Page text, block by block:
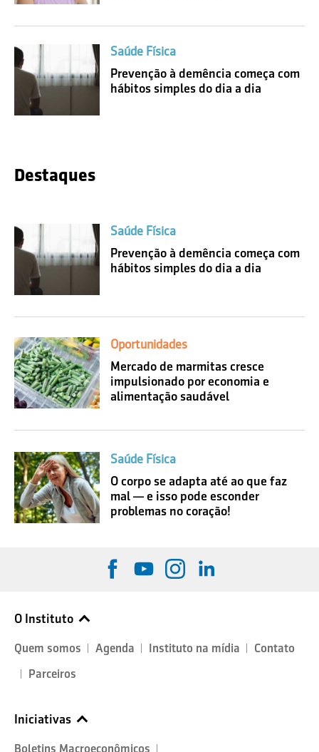
Saúde Física
Prevenção à demência começa com
hábitos simples do dia a dia
Destaques
Saúde Física
Prevenção à demência começa com
hábitos simples do dia a dia
Oportunidades
Mercado de marmitas cresce
impulsionado por economia e
alimentação saudável
Saúde Física
O corpo se adapta até ao que faz
mal — e isso pode esconder
problemas no coração!
O Instituto
Quem somos Agenda Instituto na mídia
Contato
Parceiros
Iniciativas
Boletins Macroeconômicos